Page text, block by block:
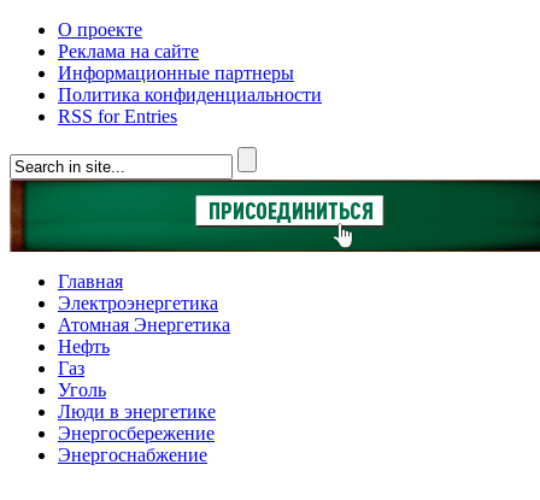
О проекте
Реклама на сайте
Информационные партнеры
Политика конфиденциальности
RSS for Entries
Главная
Электроэнергетика
Атомная Энергетика
Нефть
Газ
Уголь
Люди в энергетике
Энергосбережение
Энергоснабжение